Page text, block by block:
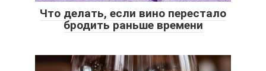
Что делать, если вино перестало
бродить раньше времени